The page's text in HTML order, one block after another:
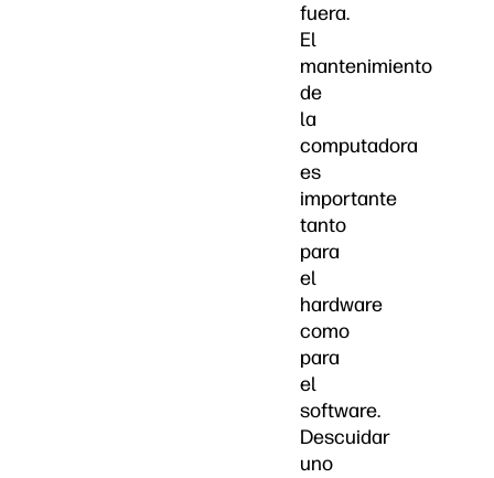
fuera.
El
mantenimiento
de
la
computadora
es
importante
tanto
para
el
hardware
como
para
el
software.
Descuidar
uno